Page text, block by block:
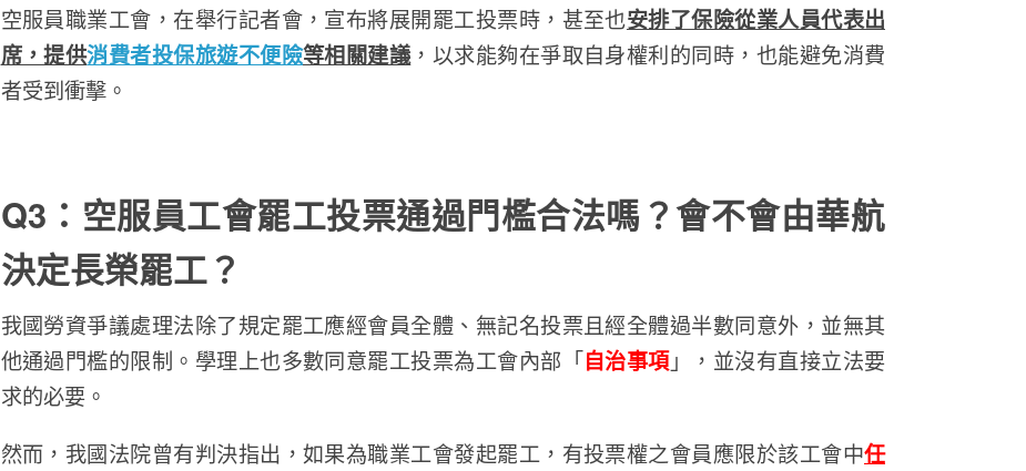
空服員職業工會，在舉行記者會，宣布將展開罷工投票時，甚至也安排了保險從業人員代表出
席，提供消費者投保旅遊不便險等相關建議 ，以求能夠在爭取自身權利的同時，也能避免消費
者受到衝擊。
Q3 ：空服員工會罷工投票通過門檻合法嗎？會不會由華航
決定長榮罷工？
我國勞資爭議處理法除了規定罷工應經會員全體、無記名投票且經全體過半數同意外，並無其
他通過門檻的限制。學理上也多數同意罷工投票為工會內部「自治事項」，並沒有直接立法要
求的必要。
然而，我國法院曾有判決指出，如果為職業工會發起罷工，有投票權之會員應限於該工會中任